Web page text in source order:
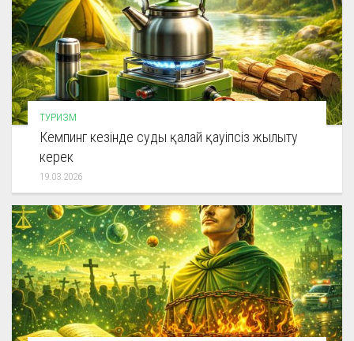
ТУРИЗМ
Кемпинг кезінде суды қалай қауіпсіз жылыту
керек
19.03.2026